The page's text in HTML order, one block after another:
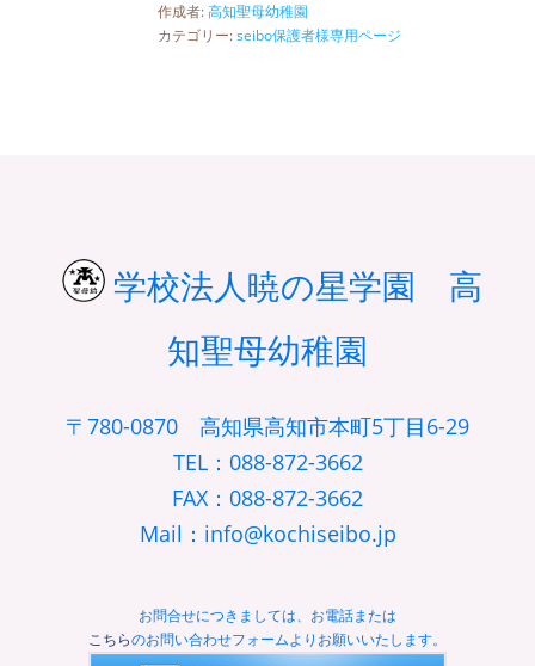
作成者:高知聖母幼稚園
カテゴリー:seibo保護者様専用ページ
学校法人暁の星学園 高
知聖母幼稚園
〒780-0870 高知県高知市本町5丁目6-29
TEL：088-872-3662
FAX：088-872-3662
Mail：info@kochiseibo.jp
お問合せにつきましては、お電話または
こちらのお問い合わせフォームよりお願いいたします。